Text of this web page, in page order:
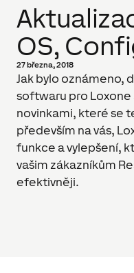
OS,
27 března, 2018
Jak bylo oznámeno,
softwaru pro Loxone
novinkami, které se
především na vás,
funkce a vylepšení,
vašim zákazníkům
efektivněji.